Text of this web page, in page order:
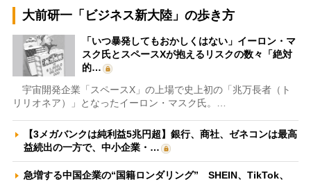
大前研一「ビジネス新大陸」の歩き方
「いつ暴発してもおかしくはない」イーロン・マ
スク氏とスペースXが抱えるリスクの数々「絶対
的…
宇宙開発企業「スペースX」の上場で史上初の「兆万長者（ト
リリオネア）」となったイーロン・マスク氏。…
【3メガバンクは純利益5兆円超】銀行、商社、ゼネコンは最高
益続出の一方で、中小企業・…
急増する中国企業の“国籍ロンダリング” SHEIN、TikTok、